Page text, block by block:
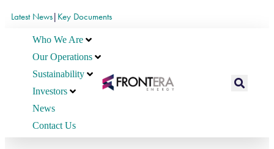
Latest News| Key Documents
Who We Are
Our Operations
Sustainability
Investors
News
Contact Us